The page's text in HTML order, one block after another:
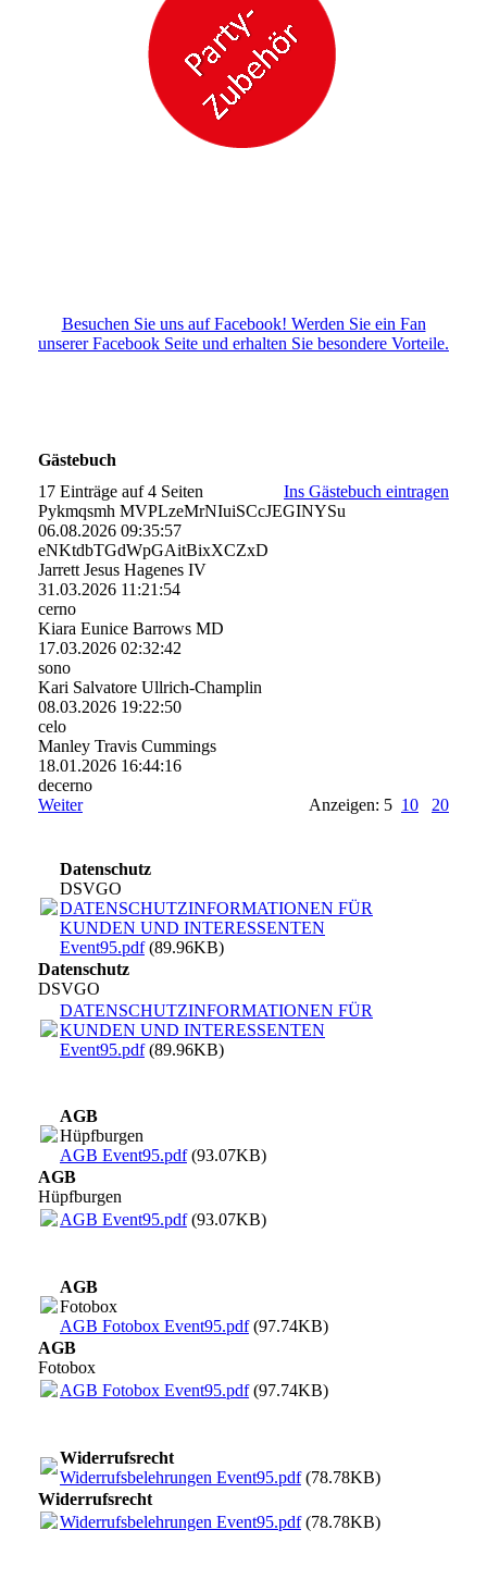
Besuchen Sie uns auf Facebook! Werden Sie ein Fan
unserer Facebook Seite und erhalten Sie besondere Vorteile.
Gästebuch
17 Einträge auf 4 Seiten
Ins Gästebuch eintragen
Pykmqsmh MVPLzeMrNIuiSCcJEGINYSu
06.08.2026 09:35:57
eNKtdbTGdWpGAitBixXCZxD
Jarrett Jesus Hagenes IV
31.03.2026 11:21:54
cerno
Kiara Eunice Barrows MD
17.03.2026 02:32:42
sono
Kari Salvatore Ullrich-Champlin
08.03.2026 19:22:50
celo
Manley Travis Cummings
18.01.2026 16:44:16
decerno
Weiter
Anzeigen: 5 10 20
Datenschutz
DSVGO
DATENSCHUTZINFORMATIONEN FÜR
KUNDEN UND INTERESSENTEN
Event95.pdf(89.96KB)
Datenschutz
DSVGO
DATENSCHUTZINFORMATIONEN FÜR
KUNDEN UND INTERESSENTEN
Event95.pdf(89.96KB)
AGB
Hüpfburgen
AGB Event95.pdf(93.07KB)
AGB
Hüpfburgen
AGB Event95.pdf(93.07KB)
AGB
Fotobox
AGB Fotobox Event95.pdf(97.74KB)
AGB
Fotobox
AGB Fotobox Event95.pdf(97.74KB)
Widerrufsrecht
Widerrufsbelehrungen Event95.pdf(78.78KB)
Widerrufsrecht
Widerrufsbelehrungen Event95.pdf(78.78KB)